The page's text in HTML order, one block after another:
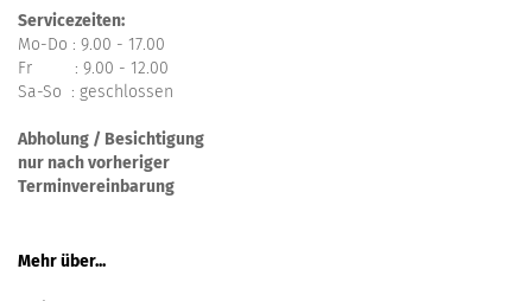
Servicezeiten:
Mo-Do : 9.00 - 17.00
Fr : 9.00 - 12.00
Sa-So : geschlossen
Abholung / Besichtigung
nur nach vorheriger
Terminvereinbarung
Mehr über...